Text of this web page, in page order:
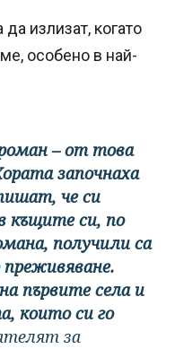
излизат, когато
особено в най-
– от това
започнаха
че си
къщите си, по
получили са
преживяване.
първите села и
които си го
за